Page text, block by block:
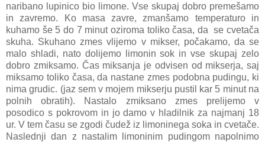
naribano lupinico bio limone. Vse skupaj dobro premešamo
in zavremo. Ko masa zavre, zmanšamo temperaturo in
kuhamo še 5 do 7 minut oziroma toliko časa, da se cvetača
skuha. Skuhano zmes vlijemo v mikser, počakamo, da se
malo shladi, nato dolijemo limonin sok in vse skupaj zelo
dobro zmiksamo. Čas miksanja je odvisen od mikserja, saj
miksamo toliko časa, da nastane zmes podobna pudingu, ki
nima grudic. (jaz sem v mojem mikserju pustil kar 5 minut na
polnih obratih). Nastalo zmiksano zmes prelijemo v
posodico s pokrovom in jo damo v hladilnik za najmanj 18
ur. V tem času se zgodi čudež iz limoninega soka in cvetače.
Naslednji dan z nastalim limoninim pudingom napolnimo